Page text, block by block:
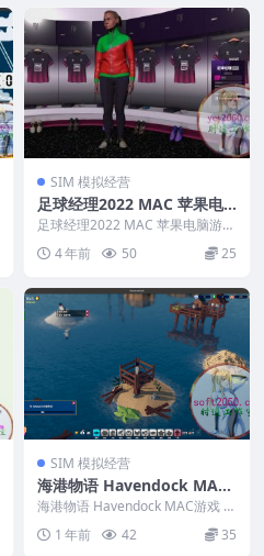
SIM 模拟经营
足球经理2022 MAC 苹果电
脑游戏 原生版 支援10.15 11
12 13 适用于APPLE CPU
足球经理2022 MAC 苹果电脑游戏
4 年前 50 25
SIM 模拟经营
海港物语 Havendock MAC
游戏 苹果电脑游戏 适配系统
macOS 15.0 Sequoia
海港物语 Havendock MAC游戏 苹
果电脑游戏 适配系统macOS 15...
1 年前 42 35